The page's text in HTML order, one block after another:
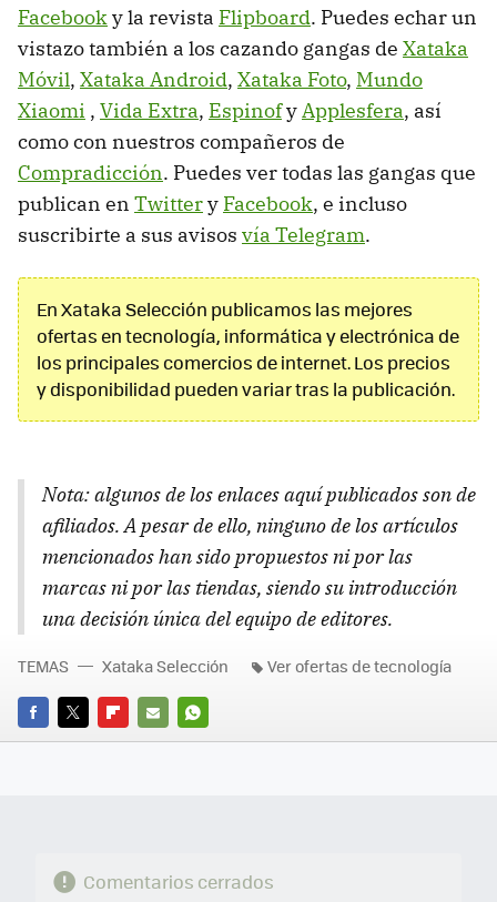
Facebooky la revista Flipboard. Puedes echar un
vistazo también a los cazando gangas de Xataka
Móvil, Xataka Android, Xataka Foto, Mundo
Xiaomi , Vida Extra, EspinofyApplesfera, así
como con nuestros compañeros de
Compradicción. Puedes ver todas las gangas que
publican en Twittery Facebook, e incluso
suscribirte a sus avisos vía Telegram.
En Xataka Selección publicamos las mejores
ofertas en tecnología, informática y electrónica de
los principales comercios de internet. Los precios
y disponibilidad pueden variar tras la publicación.
Nota: algunos de los enlaces aquí publicados son de
afiliados. A pesar de ello, ninguno de los artículos
mencionados han sido propuestos ni por las
marcas ni por las tiendas, siendo su introducción
una decisión única del equipo de editores.
FACEBOOK
TWITTERFLIPBOARD
E-
WHATSAPP
TEMAS Xataka Selección Ver ofertas de tecnología
Comentarios cerrados